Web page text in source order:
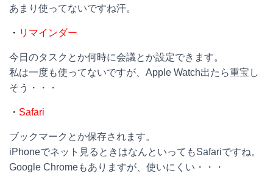
あまり使ってないですね汗。
・ リマインダー
今日のタスクとか何時に会議とか設定できます。
私は一度も使ってないですが、Apple Watch出たら重宝し
そう・・・
・ Safari
ブックマークとか保存されます。
iPhoneでネット見るときはなんといってもSafariですね。
Google Chromeもありますが、使いにくい・・・